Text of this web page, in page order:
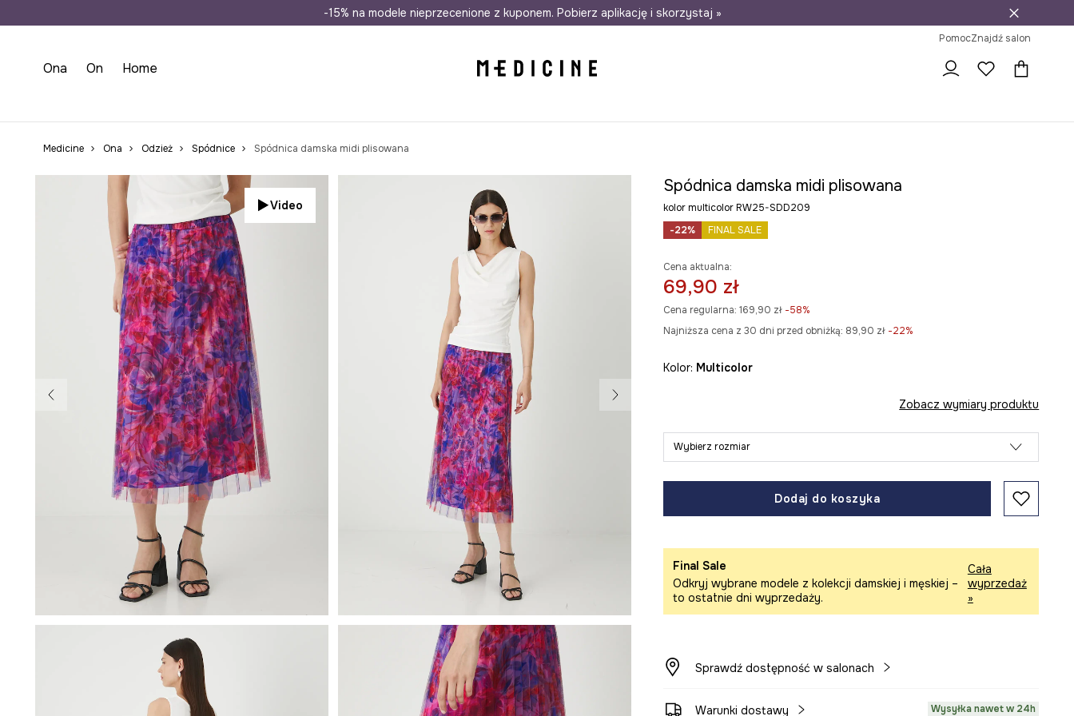
Wysyłka nawet w 24h Darmowa dostawa do salonów 30 dni na zwrot
-15% na modele nieprzecenione z kuponem. Pobierz aplikację i skorzystaj »
PomocZnajdź salon
Ona On Home
Medicine Ona Odzież Spódnice Spódnica damska midi plisowana
Video
Spódnica damska midi plisowana
kolor multicolor RW25-SDD209
-22%
FINAL SALE
Cena aktualna:
69,90 zł
Cena regularna: 169,90 zł-58%
Najniższa cena z 30 dni przed obniżką: 89,90 zł -22%
Kolor: multicolor
Zobacz wymiary produktu
Wybierz rozmiar
Dodaj do koszyka
Final Sale
Odkryj wybrane modele z kolekcji damskiej i męskiej –
to ostatnie dni wyprzedaży.
Cała
wyprzedaż
»
Sprawdź dostępność w salonach
Warunki dostawy Wysyłka nawet w 24h